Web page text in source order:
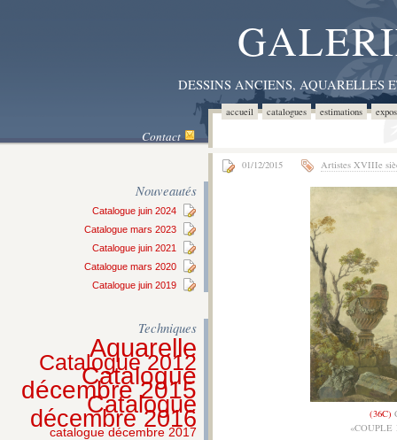
DESSINS ANCIENS,
accueil catalogues estimations
Contact
Nouveautés
Catalogue juin 2024
Catalogue mars 2023
Catalogue juin 2021
Catalogue mars 2020
Catalogue juin 2019
Techniques
Aquarelle
Catalogue 2012
Catalogue
décembre 2015
Catalogue
décembre 2016
catalogue décembre 2017
01/12/2015 Artistes XVIIIe
(36C)